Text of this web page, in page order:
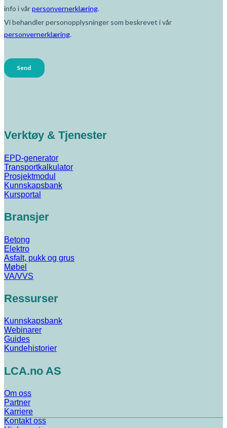
Verktøy & Tjenester
EPD-generator
Transportkalkulator
Prosjektmodul
Kunnskapsbank
Kursportal
Bransjer
Betong
Elektro
Asfalt, pukk og grus
Møbel
VA/VVS
Ressurser
Kunnskapsbank
Webinarer
Guides
Kundehistorier
LCA.no AS
Om oss
Partner
Karriere
Kontakt oss